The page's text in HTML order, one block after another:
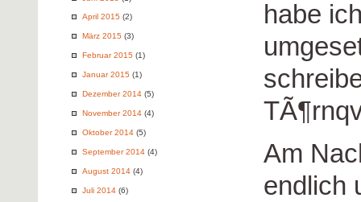
April 2015 (2)
März 2015 (3)
Februar 2015 (1)
Januar 2015 (1)
Dezember 2014 (5)
November 2014 (4)
Oktober 2014 (5)
September 2014 (4)
August 2014 (4)
Juli 2014 (6)
habe
Am
endlich